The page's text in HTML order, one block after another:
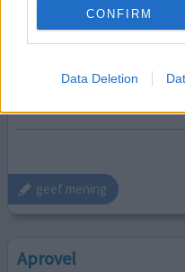
CONFIRM
Data Deletion
27-10-2011 | Man | 75
irbesartan
Hoge bloeddruk
Effectiviteit
geef mening
Aprovel